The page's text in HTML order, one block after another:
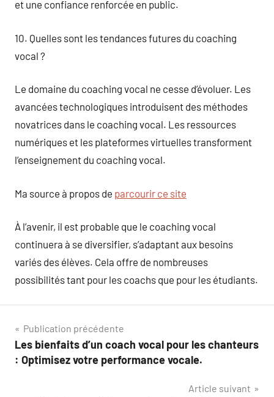
et une confiance renforcée en public.
10. Quelles sont les tendances futures du coaching
vocal ?
Le domaine du coaching vocal ne cesse d’évoluer. Les
avancées technologiques introduisent des méthodes
novatrices dans le coaching vocal. Les ressources
numériques et les plateformes virtuelles transforment
l’enseignement du coaching vocal.
Ma source à propos de parcourir ce site
À l’avenir, il est probable que le coaching vocal
continuera à se diversifier, s’adaptant aux besoins
variés des élèves. Cela offre de nombreuses
possibilités tant pour les coachs que pour les étudiants.
Navigation
de
Publication précédente
Les bienfaits d’un coach vocal pour les chanteurs
: Optimisez votre performance vocale.
Article suivant